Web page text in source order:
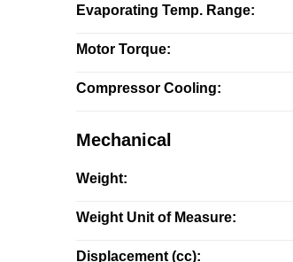
Evaporating Temp. Range:
Motor Torque:
Compressor Cooling:
Mechanical
Weight:
Weight Unit of Measure:
Displacement (cc):